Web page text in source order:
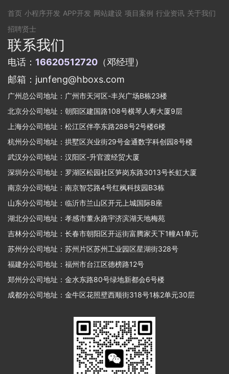
首页 小程序开发 APP开发 网站建设 项目案例 行业资讯 关于我们
招聘贤士
联系我们
电话： 16620512720 （邓经理）
邮箱：junfeng@hboxs.com
广州总公司地址：广州市天河区-丰兴广场B栋23楼
北京分公司地址：朝阳区建国路108号横琴人寿大厦9层
上海分公司地址：松江区伴亭东路288号2号楼6楼
杭州分公司地址：拱墅区兴业街29号金通数字科创园8号楼
武汉分公司地址：汉阳区-升官渡经贸大厦
深圳分公司地址：罗湖区松园社区笋岗东路3013号长虹大厦
南京分公司地址：南京智芯路4号红枫科技园B3栋
山东分公司地址：临沂市兰山区开元上城国际B座
湖北分公司地址：孝感市董永路宇济滨湖天地梅苑
吉林分公司地址：长春市朝阳区开运街富腾家天下1幢A1单元
苏州分公司地址：苏州片区苏州工业园区星湖街328号
福建分公司地址：福州市台江区德榜路12号
郑州分公司地址：金水东路80号绿地新都会6号楼
成都分公司地址：金牛区花照壁西顺街318号1栋2单元30层